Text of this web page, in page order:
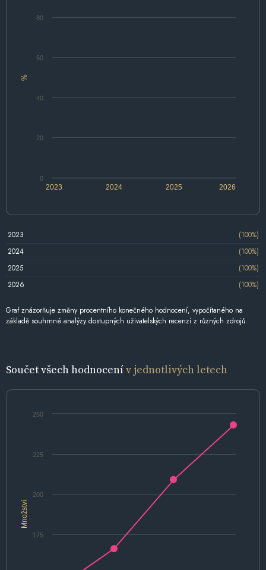
%
2024 2026
2023 2025
0
20
40
60
80
2023
(100%)
2024
(100%)
2025
(100%)
2026
(100%)
Graf znázorňuje změny procentního konečného hodnocení, vypočítaného na
základě souhrnné analýzy dostupných uživatelských recenzí z různých zdrojů.
Součet všech hodnocenív jednotlivých letech
Množství
175
200
225
250